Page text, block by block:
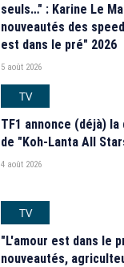
seuls…" : Karine Le
nouveautés des
est dans le pré" 2026
5 août 2026
TV
TF1 annonce (déjà)
de "Koh-Lanta All
4 août 2026
TV
"L'amour est dans le
nouveautés,